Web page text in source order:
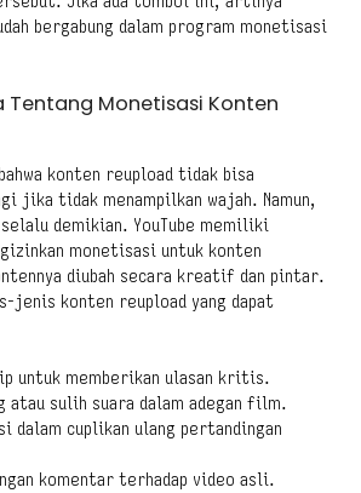
bergabung dalam program monetisasi
Tentang Monetisasi Konten
konten reupload tidak bisa
jika tidak menampilkan wajah. Namun,
demikian. YouTube memiliki
monetisasi untuk konten
diubah secara kreatif dan pintar.
jenis konten reupload yang dapat
untuk memberikan ulasan kritis.
atau sulih suara dalam adegan film.
dalam cuplikan ulang pertandingan
komentar terhadap video asli.